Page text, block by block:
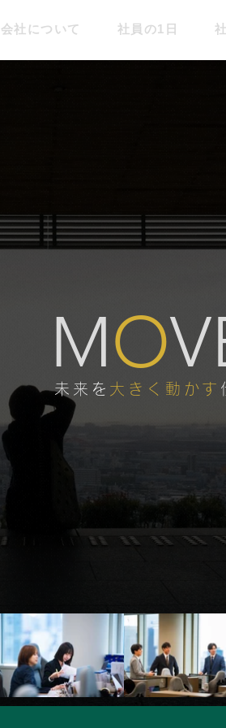
会社について 社員の1日
未来を 大きく動かす
MO